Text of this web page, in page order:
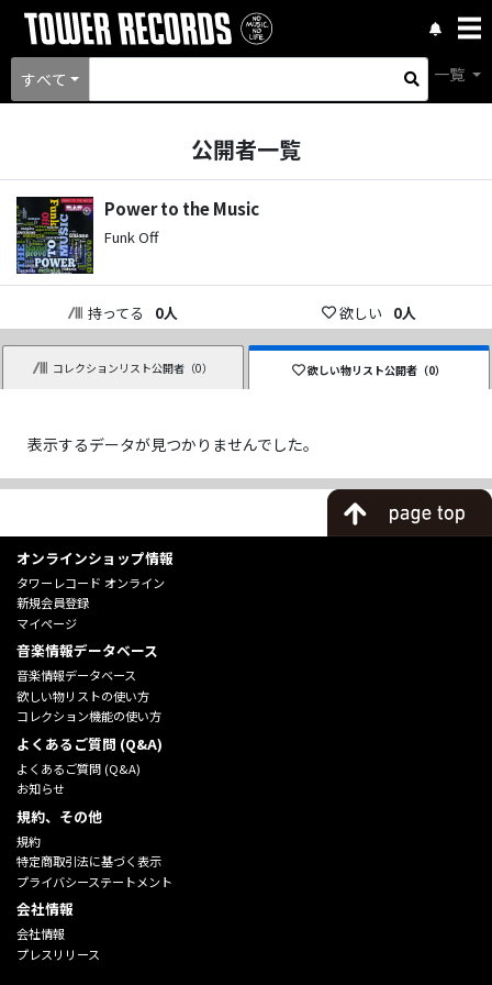
すべて 一覧
公開者一覧
Power to the Music
Funk Off
持ってる 0人 欲しい 0人
コレクションリスト公開者（0） 欲しい物リスト公開者（0）
表示するデータが見つかりませんでした。
オンラインショップ情報
タワーレコード オンライン
新規会員登録
マイページ
音楽情報データベース
音楽情報データベース
欲しい物リストの使い方
コレクション機能の使い方
よくあるご質問 (Q&A)
よくあるご質問 (Q&A)
お知らせ
規約、その他
規約
特定商取引法に基づく表示
プライバシーステートメント
会社情報
会社情報
プレスリリース